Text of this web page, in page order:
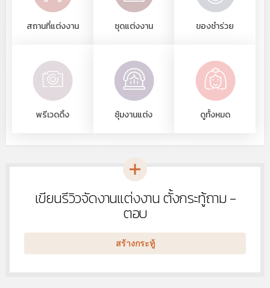
สถานที่แต่งงาน ชุดแต่งงาน ของชำร่วย
พรีเวดดิ้ง ซุ้มงานแต่ง ดูทั้งหมด
หัวข้อ
ใหม่เขียนรีวิวจัดงานแต่งงาน ตั้งกระทู้ถาม -
ตอบ
สร้างกระทู้